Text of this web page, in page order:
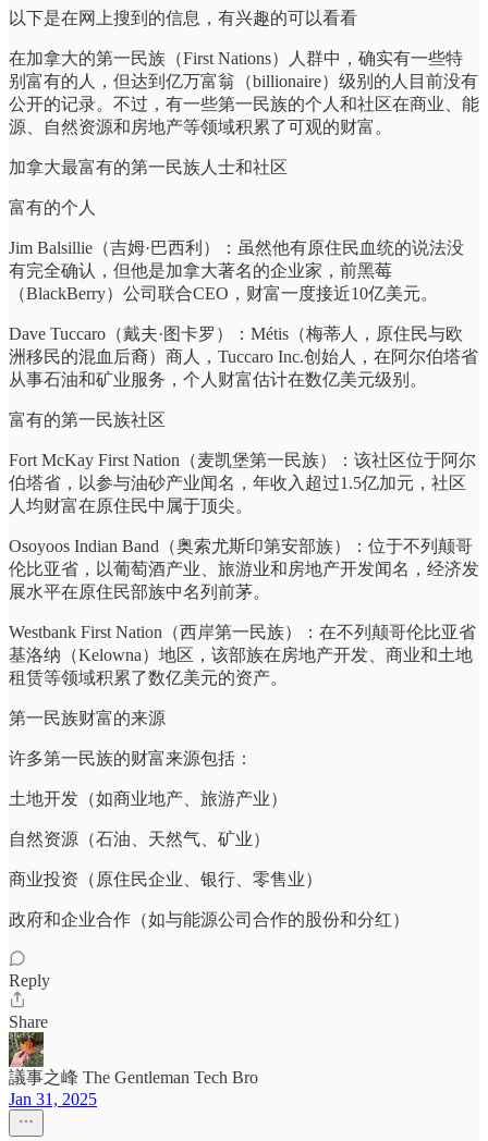
以下是在网上搜到的信息，有兴趣的可以看看
在加拿大的第一民族（First Nations）人群中，确实有一些特
别富有的人，但达到亿万富翁（billionaire）级别的人目前没有
公开的记录。不过，有一些第一民族的个人和社区在商业、能
源、自然资源和房地产等领域积累了可观的财富。
加拿大最富有的第一民族人士和社区
富有的个人
Jim Balsillie（吉姆·巴西利）：虽然他有原住民血统的说法没
有完全确认，但他是加拿大著名的企业家，前黑莓
（BlackBerry）公司联合CEO，财富一度接近10亿美元。
Dave Tuccaro（戴夫·图卡罗）：Métis（梅蒂人，原住民与欧
洲移民的混血后裔）商人，Tuccaro Inc.创始人，在阿尔伯塔省
从事石油和矿业服务，个人财富估计在数亿美元级别。
富有的第一民族社区
Fort McKay First Nation（麦凯堡第一民族）：该社区位于阿尔
伯塔省，以参与油砂产业闻名，年收入超过1.5亿加元，社区
人均财富在原住民中属于顶尖。
Osoyoos Indian Band（奥索尤斯印第安部族）：位于不列颠哥
伦比亚省，以葡萄酒产业、旅游业和房地产开发闻名，经济发
展水平在原住民部族中名列前茅。
Westbank First Nation（西岸第一民族）：在不列颠哥伦比亚省
基洛纳（Kelowna）地区，该部族在房地产开发、商业和土地
租赁等领域积累了数亿美元的资产。
第一民族财富的来源
许多第一民族的财富来源包括：
土地开发（如商业地产、旅游产业）
自然资源（石油、天然气、矿业）
商业投资（原住民企业、银行、零售业）
政府和企业合作（如与能源公司合作的股份和分红）
Reply
Share
議事之峰 The Gentleman Tech Bro
Jan 31, 2025